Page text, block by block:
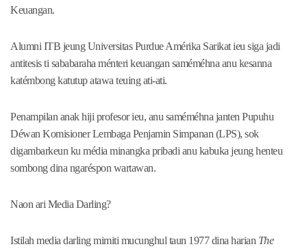
Keuangan.
Alumni ITB jeung Universitas Purdue Amérika Sarikat ieu siga jadi
antitesis ti sababaraha ménteri keuangan saméméhna anu kesanna
katémbong katutup atawa teuing ati-ati.
Penampilan anak hiji profesor ieu, anu saméméhna janten Pupuhu
Déwan Komisioner Lembaga Penjamin Simpanan (LPS), sok
digambarkeun ku média minangka pribadi anu kabuka jeung henteu
sombong dina ngaréspon wartawan.
Naon ari Media Darling?
Istilah media darling mimiti mucunghul taun 1977 dina harian The